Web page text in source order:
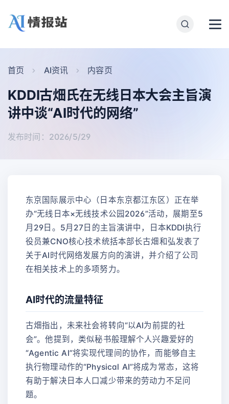
首页 AI资讯 内容页
KDDI古畑氏在无线日本大会主旨演
讲中谈“AI时代的网络”
发布时间：2026/5/29
东京国际展示中心（日本东京都江东区）正在举
办“无线日本×无线技术公园2026”活动，展期至5
月29日。5月27日的主旨演讲中，日本KDDI执行
役员兼CNO核心技术统括本部长古畑和弘发表了
关于AI时代网络发展方向的演讲，并介绍了公司
在相关技术上的多项努力。
AI时代的流量特征
古畑指出，未来社会将转向“以AI为前提的社
会”。他提到，类似秘书般理解个人兴趣爱好的
“Agentic AI”将实现代理间的协作，而能够自主
执行物理动作的“Physical AI”将成为常态，这将
有助于解决日本人口减少带来的劳动力不足问
题。